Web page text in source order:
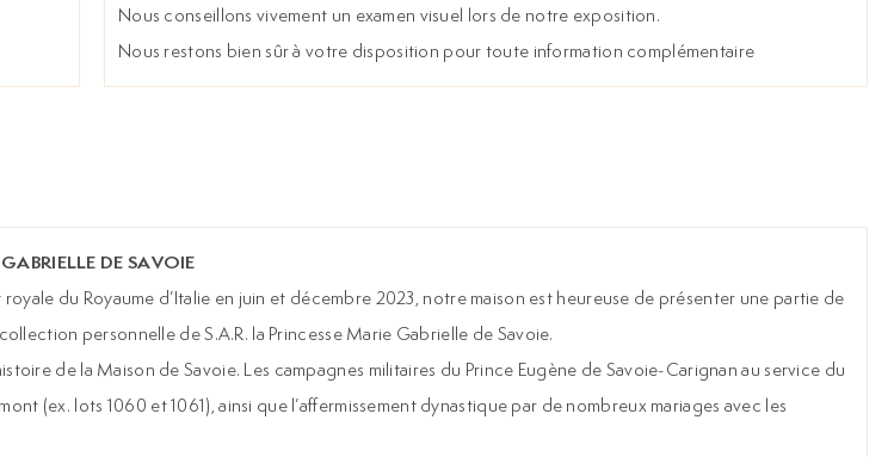
Nous conseillons vivement un examen visuel lors de notre exposition.
Nous restons bien sûr à votre disposition pour toute information complémentaire
DE SAVOIE
du Royaume d’Italie en juin et décembre 2023, notre maison est heureuse de présenter une partie de
personnelle de S.A.R. la Princesse Marie Gabrielle de Savoie.
de la Maison de Savoie. Les campagnes militaires du Prince Eugène de Savoie-Carignan au service du
(ex. lots 1060 et 1061), ainsi que l’affermissement dynastique par de nombreux mariages avec les